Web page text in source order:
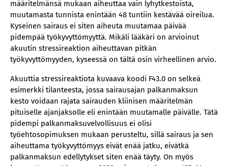
määritelmänsä mukaan aiheuttaa vain lyhytkestoista,
muutamasta tunnista enintään 48 tuntiin kestävää oireilua.
Kyseinen sairaus ei siten aiheuta muutamaa päivää
pidempää työkyvyttömyyttä. Mikäli lääkäri on arvioinut
akuutin stressireaktion aiheuttavan pitkän
työkyvyttömyyden, kyseessä on tältä osin virheellinen arvio.
Akuuttia stressireaktiota kuvaava koodi F43.0 on selkeä
esimerkki tilanteesta, jossa sairausajan palkanmaksun
kesto voidaan rajata sairauden kliinisen määritelmän
pituiselle ajanjaksolle eli enintään muutamalle päivälle. Tätä
pidempi palkanmaksuvelvollisuus ei olisi
työehtosopimuksen mukaan perusteltu, sillä sairaus ja sen
aiheuttama työkyvyttömyys eivät enää jatku, eivätkä
palkanmaksun edellytykset siten enää täyty. On myös